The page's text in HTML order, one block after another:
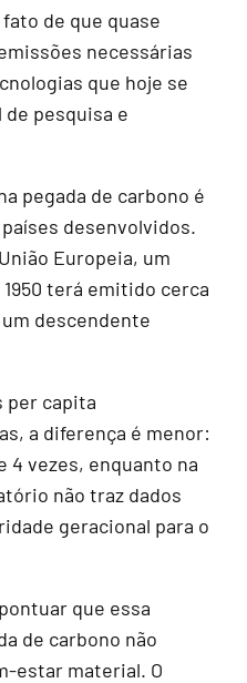
de que quase
necessárias
que hoje se
pesquisa e
pegada de carbono é
desenvolvidos.
Europeia, um
terá emitido cerca
um descendente
per capita
a diferença é menor:
4 vezes, enquanto na
não traz dados
geracional para o
que essa
de carbono não
estar material. O